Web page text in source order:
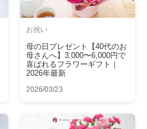
お祝い
母の日プレゼント【40代のお
母さんへ】3,000〜6,000円で
喜ばれるフラワーギフト｜
2026年最新
2026/03/23